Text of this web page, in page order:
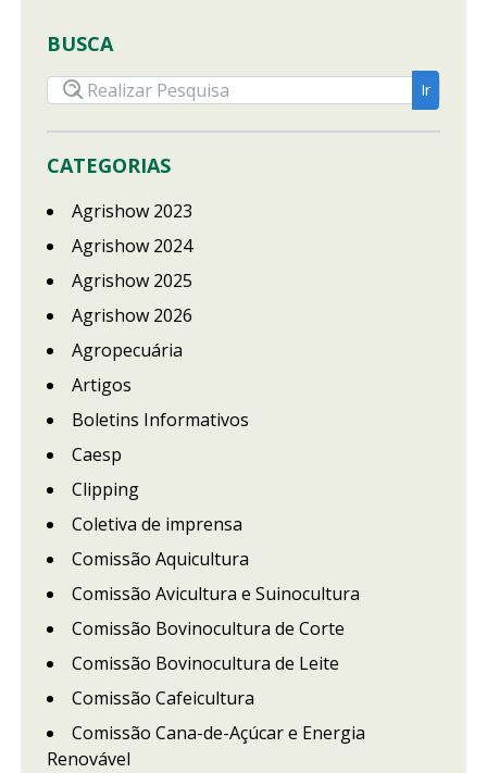
BUSCA
CATEGORIAS
Agrishow 2023
Agrishow 2024
Agrishow 2025
Agrishow 2026
Agropecuária
Artigos
Boletins Informativos
Caesp
Clipping
Coletiva de imprensa
Comissão Aquicultura
Comissão Avicultura e Suinocultura
Comissão Bovinocultura de Corte
Comissão Bovinocultura de Leite
Comissão Cafeicultura
Comissão Cana-de-Açúcar e Energia
Renovável